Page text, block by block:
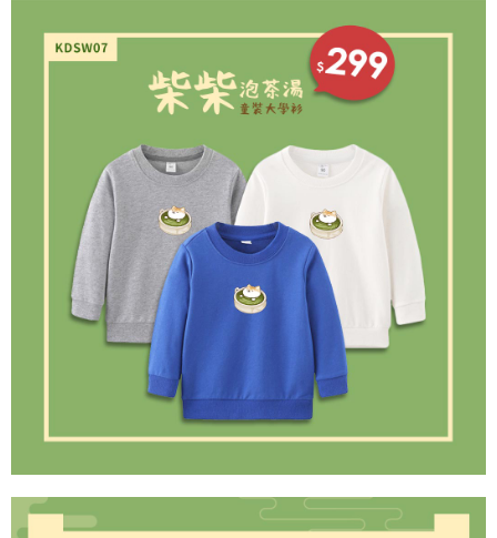
任。
４．使用「AFTEE先享後付」時，將依據個別帳號之用戶狀況，依本公司即
時審查核予不同之上限額度；若仍有額度不足之情形，本公司將視審查結果
請求用戶進行身份認證。
５．嚴禁一人註冊多個帳號或使用他人資訊註冊。若發現惡意使用之情形，